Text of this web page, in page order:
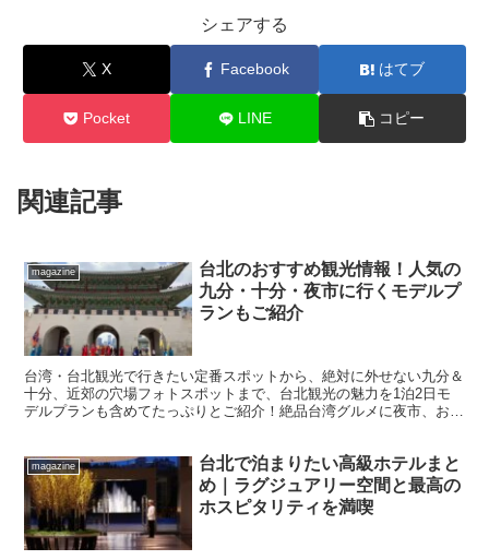
シェアする
X Facebook はてブ
Pocket LINE コピー
関連記事
magazine
台北のおすすめ観光情報！人気の
九分・十分・夜市に行くモデルプ
ランもご紹介
台湾・台北観光で行きたい定番スポットから、絶対に外せない九分＆
十分、近郊の穴場フォトスポットまで、台北観光の魅力を1泊2日モ
デルプランも含めてたっぷりとご紹介！絶品台湾グルメに夜市、お土
magazine
台北で泊まりたい高級ホテルまと
め｜ラグジュアリー空間と最高の
ホスピタリティを満喫